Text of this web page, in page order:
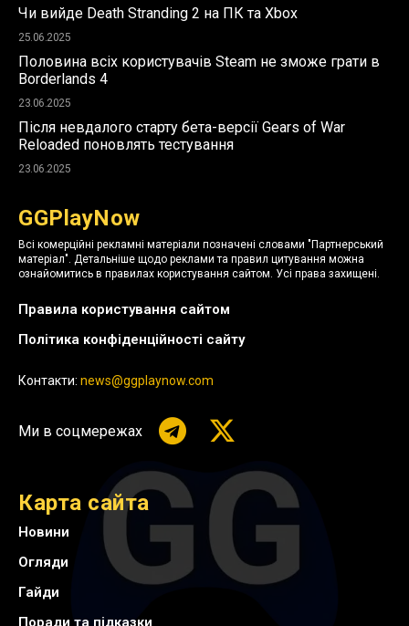
Чи вийде Death Stranding 2 на ПК та Xbox
25.06.2025
Половина всіх користувачів Steam не зможе грати в
Borderlands 4
23.06.2025
Після невдалого старту бета-версії Gears of War
Reloaded поновлять тестування
23.06.2025
GGPlayNow
Всі комерційні рекламні матеріали позначені словами "Партнерський
матеріал". Детальніше щодо реклами та правил цитування можна
ознайомитись в правилах користування сайтом. Усі права захищені.
Правила користування сайтом
Політика конфіденційності сайту
Контакти: news@ggplaynow.com
Ми в соцмережах
Карта сайта
Новини
Огляди
Гайди
Поради та підказки